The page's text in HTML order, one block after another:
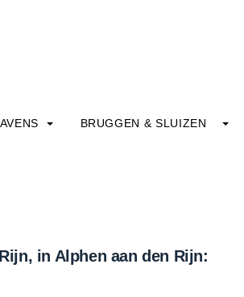
BRUGGEN & SLUIZEN
in Alphen aan den Rijn: